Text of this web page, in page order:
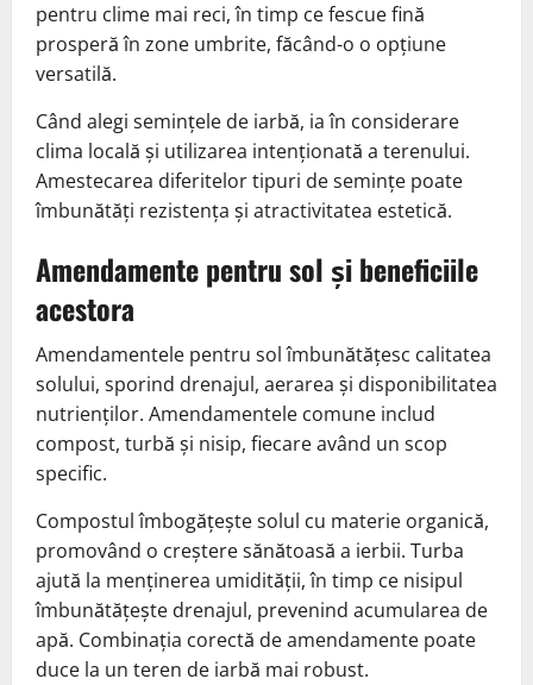
pentru clime mai reci, în timp ce fescue fină
prosperă în zone umbrite, făcând-o o opțiune
versatilă.
Când alegi semințele de iarbă, ia în considerare
clima locală și utilizarea intenționată a terenului.
Amestecarea diferitelor tipuri de semințe poate
îmbunătăți rezistența și atractivitatea estetică.
Amendamente pentru sol și beneficiile
acestora
Amendamentele pentru sol îmbunătățesc calitatea
solului, sporind drenajul, aerarea și disponibilitatea
nutrienților. Amendamentele comune includ
compost, turbă și nisip, fiecare având un scop
specific.
Compostul îmbogățește solul cu materie organică,
promovând o creștere sănătoasă a ierbii. Turba
ajută la menținerea umidității, în timp ce nisipul
îmbunătățește drenajul, prevenind acumularea de
apă. Combinația corectă de amendamente poate
duce la un teren de iarbă mai robust.